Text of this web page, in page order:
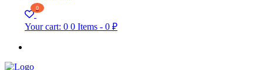
0
Your cart: 0 0 Items - 0 ₽